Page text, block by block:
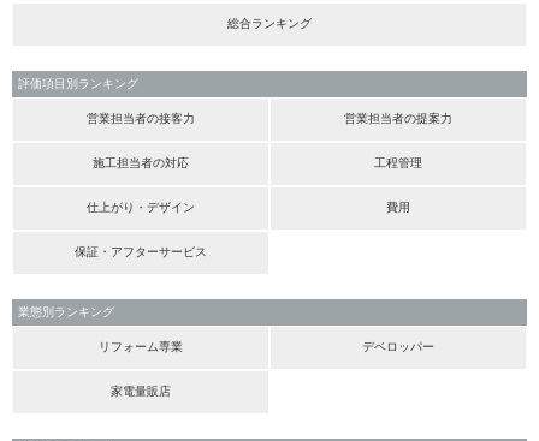
総合ランキング
評価項目別ランキング
営業担当者の接客力 営業担当者の提案力
施工担当者の対応 工程管理
仕上がり・デザイン 費用
保証・アフターサービス
業態別ランキング
リフォーム専業 デベロッパー
家電量販店